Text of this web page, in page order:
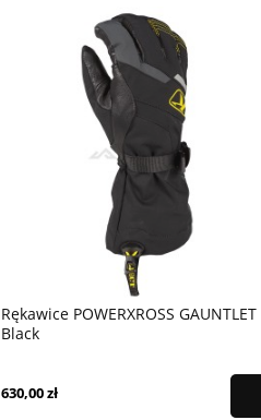
Rękawice POWERXROSS GAUNTLET
Black
630,00 zł